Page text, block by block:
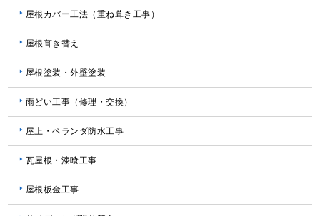
屋根カバー工法（重ね葺き工事）
屋根葺き替え
屋根塗装・外壁塗装
雨どい工事（修理・交換）
屋上・ベランダ防水工事
瓦屋根・漆喰工事
屋根板金工事